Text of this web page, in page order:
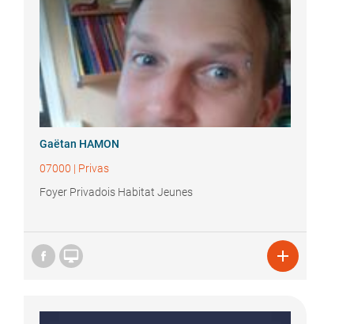
Gaëtan HAMON
07000 | Privas
Foyer Privadois Habitat Jeunes
 